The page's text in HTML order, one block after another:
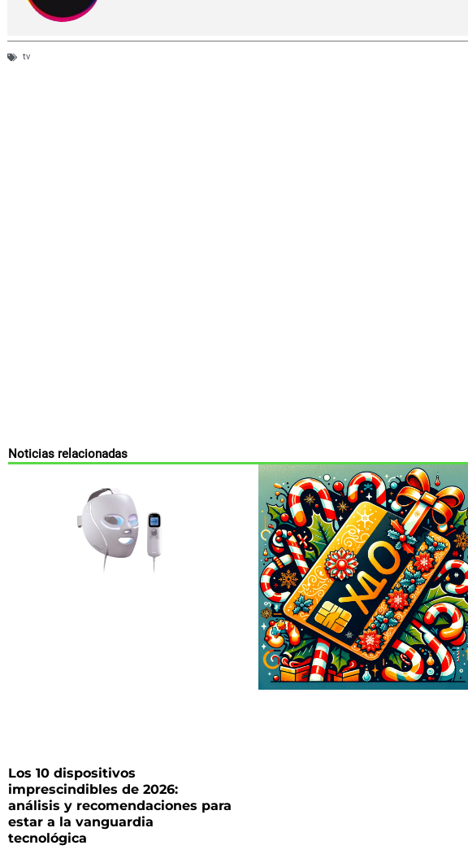
tv
Noticias relacionadas
Los 10 dispositivos
imprescindibles de 2026:
análisis y recomendaciones para
estar a la vanguardia
tecnológica